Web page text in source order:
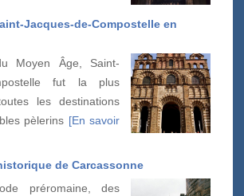
Jacques-de-Compostelle en
Moyen Âge, Saint-
fut la plus
les destinations
pèlerins [En savoir
de Carcassonne
préromaine, des